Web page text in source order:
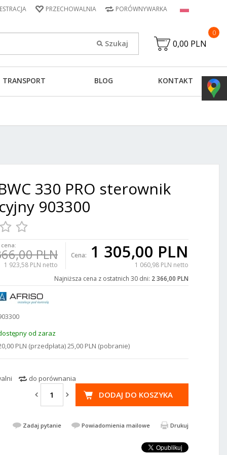
PRZECHOWALNIA PORÓWNYWARKA
0,00 PLN
0
TRANSPORT BLOG KONTAKT
330 PRO sterownik
903300
Cena: 1 305,00 PLN
1 060,98 PLN netto
PLN
1 923,58 PLN netto
Najniższa cena z ostatnich 30 dni: 2 366,00 PLN
od zaraz
PLN (przedpłata) 25,00 PLN (pobranie)
do porównania
DODAJ DO KOSZYKA
Zadaj pytanie Powiadomienia mailowe Drukuj